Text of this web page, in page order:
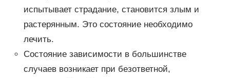
испытывает страдание, становится злым и
растерянным. Это состояние необходимо
лечить.
Состояние зависимости в большинстве
случаев возникает при безответной,